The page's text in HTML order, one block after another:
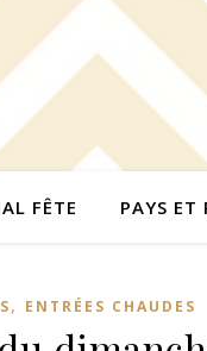
FÊTE PAYS ET
, ENTRÉES CHAUDES